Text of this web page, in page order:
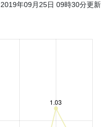
2019年09月25日 09時30分更新